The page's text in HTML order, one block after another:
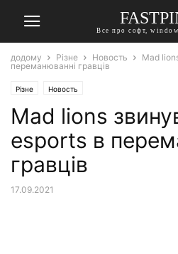
Все про софт,
додому Різне Новость
Mad
переманюванні гравців
Різне Новость
Mad lions
esports в
гравців
17.09.2021